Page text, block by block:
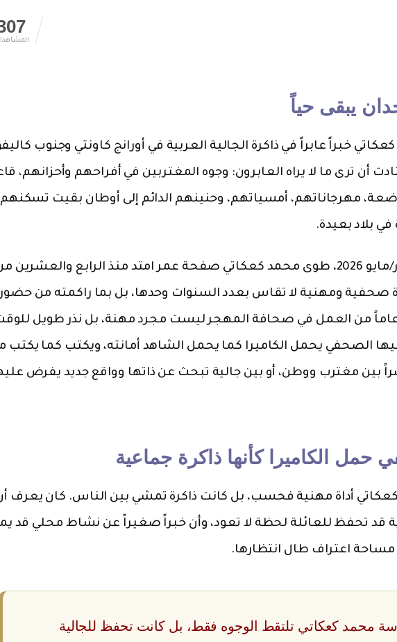
يبقى حياً
خبراً عابراً في ذاكرة الجالية العربية في أورانج كاونتي وجنوب
أن ترى ما لا يراه العابرون: وجوه المغتربين في أفراحهم وأحزانهم،
مهرجاناتهم، أمسياتهم، وحنينهم الدائم إلى أوطان بقيت
بلاد بعيدة.
في التاسع والعشرين من أيار/مايو 2026، طوى محمد كعكاتي صفحة عمر امتد منذ الرابع والعشرين
1950، تاركاً سيرة صحفية ومهنية لا تقاس بعدد السنوات وحدها، بل بما راكمته من
عاماً من العمل في صحافة المهجر ليست مجرد مهنة، بل نذر طويل
الصحفي يحمل الكاميرا كما يحمل الشاهد أمانته، ويكتب كما يكتب
بين مغترب ووطن، أو بين جالية تبحث عن ذاتها وواقع جديد يفرض
الكاميرا كأنها ذاكرة جماعية
كعكاتي أداة مهنية فحسب، بل كانت ذاكرة تمشي بين الناس. كان يعرف
قد تحفظ للعائلة لحظة لا تعود، وأن خبراً صغيراً عن نشاط محلي قد
اعتراف طال انتظارها.
محمد كعكاتي تلتقط الوجوه فقط، بل كانت تحفظ للجالية